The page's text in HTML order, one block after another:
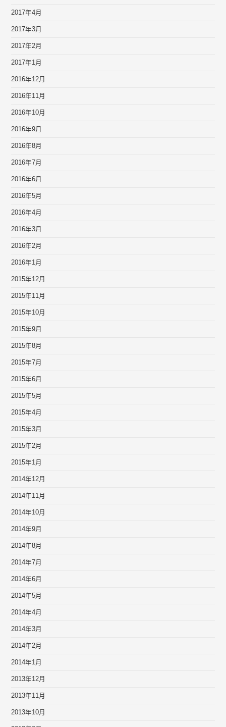
2017年4月
2017年3月
2017年2月
2017年1月
2016年12月
2016年11月
2016年10月
2016年9月
2016年8月
2016年7月
2016年6月
2016年5月
2016年4月
2016年3月
2016年2月
2016年1月
2015年12月
2015年11月
2015年10月
2015年9月
2015年8月
2015年7月
2015年6月
2015年5月
2015年4月
2015年3月
2015年2月
2015年1月
2014年12月
2014年11月
2014年10月
2014年9月
2014年8月
2014年7月
2014年6月
2014年5月
2014年4月
2014年3月
2014年2月
2014年1月
2013年12月
2013年11月
2013年10月